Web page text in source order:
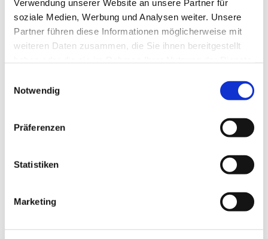
Verwendung unserer Website an unsere Partner für
soziale Medien, Werbung und Analysen weiter. Unsere
Partner führen diese Informationen möglicherweise mit
weiteren Daten zusammen, die Sie ihnen bereitgestellt
Notwendig
Präferenzen
Statistiken
Marketing